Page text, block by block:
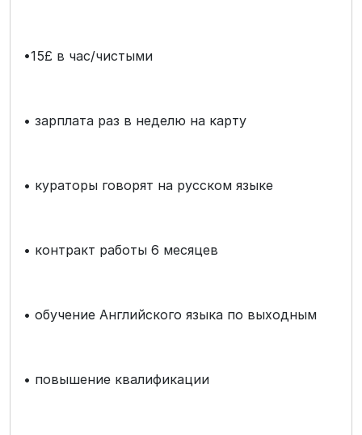
•15£ в час/чистыми
• зарплата раз в неделю на карту
• кураторы говорят на русском языке
• контракт работы 6 месяцев
• обучение Английского языка по выходным
• повышение квалификации